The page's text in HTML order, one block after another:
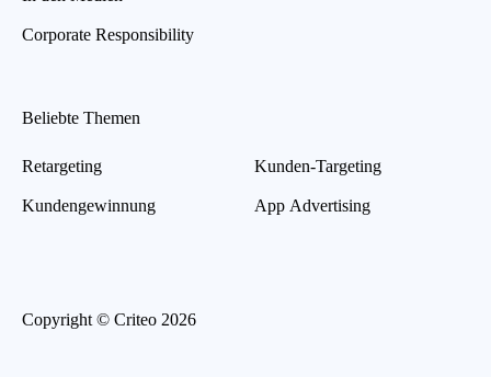
Corporate Responsibility
Beliebte Themen
Retargeting
Kundengewinnung
Kunden-Targeting
App Advertising
Copyright © Criteo 2026